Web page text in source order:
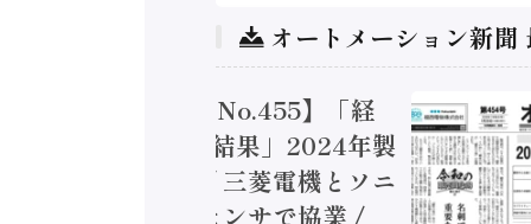
オートメーション新
トメーション新聞 No.455】「経
実態調査二次集計結果」2024年製
加価値額86兆円 / 三菱電機とソニ
コン AIビジョンセンサで協業 /